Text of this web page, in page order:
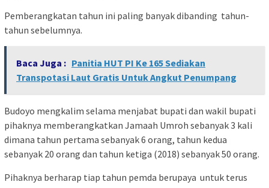
Pemberangkatan tahun ini paling banyak dibanding tahun-
tahun sebelumnya.
Baca Juga : Panitia HUT PI Ke 165 Sediakan
Transpotasi Laut Gratis Untuk Angkut Penumpang
Budoyo mengkalim selama menjabat bupati dan wakil bupati
pihaknya memberangkatkan Jamaah Umroh sebanyak 3 kali
dimana tahun pertama sebanyak 6 orang, tahun kedua
sebanyak 20 orang dan tahun ketiga (2018) sebanyak 50 orang.
Pihaknya berharap tiap tahun pemda berupaya untuk terus